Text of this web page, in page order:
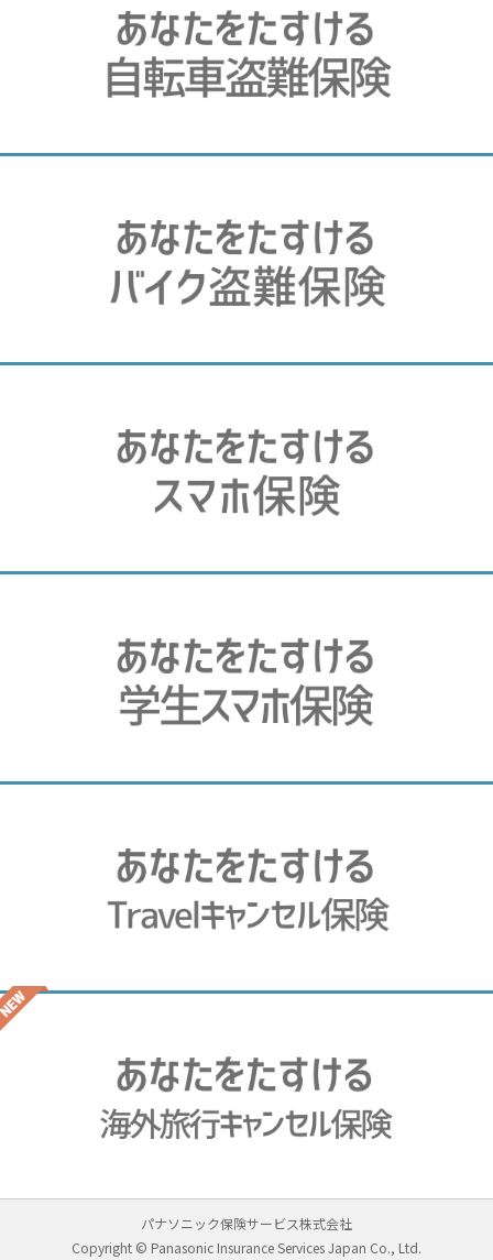
パナソニック保険サービス株式会社
Copyright © Panasonic Insurance Services Japan Co., Ltd.